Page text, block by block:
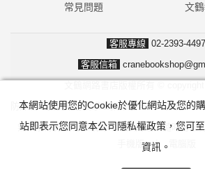
常見問題
文
客服專線 02-2393-4497
客服信箱
防詐騙！我們不會要求並指示您至ATM操作。
無法解除分期付款或訂單錯誤問題。隨時可撥
手機版 |
本網站使用您的Cookie於優化網站及您的
站即表示您同意本公司隱私權政策，您可
資訊。